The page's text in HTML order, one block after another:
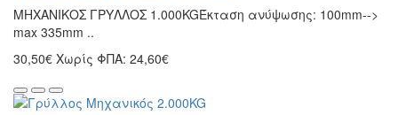
ΜΗΧΑΝΙΚΟΣ ΓΡΥΛΛΟΣ 1.000KGΈκταση ανύψωσης: 100mm-->
max 335mm ..
30,50€ Χωρίς ΦΠΑ: 24,60€